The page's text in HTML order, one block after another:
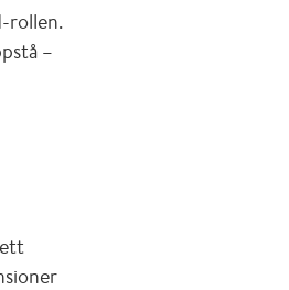
rollen.
–